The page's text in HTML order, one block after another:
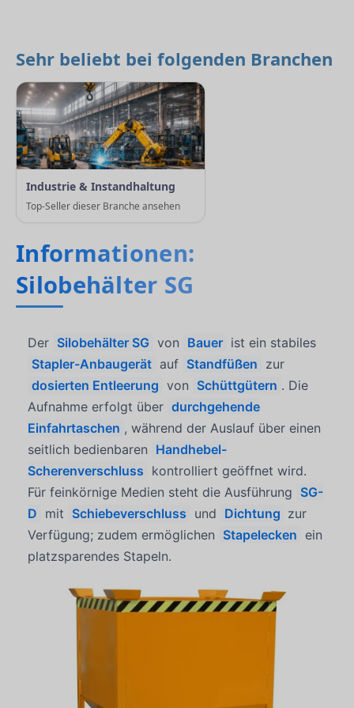
Sehr beliebt bei folgenden Branchen
Industrie & Instandhaltung
Top-Seller dieser Branche ansehen
Informationen:
Silobehälter SG
Der Silobehälter SG von Bauer ist ein stabiles
Stapler-Anbaugerät auf Standfüßen zur
dosierten Entleerung von Schüttgütern . Die
Aufnahme erfolgt über durchgehende
Einfahrtaschen , während der Auslauf über einen
seitlich bedienbaren Handhebel-
Scherenverschluss kontrolliert geöffnet wird.
Für feinkörnige Medien steht die Ausführung SG-
D mit Schiebeverschluss und Dichtung zur
Verfügung; zudem ermöglichen Stapelecken ein
platzsparendes Stapeln.